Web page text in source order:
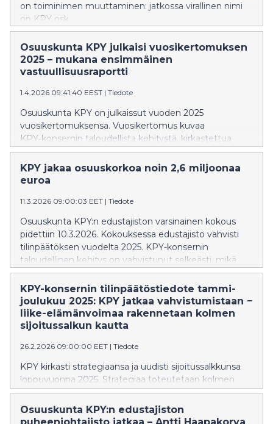
on toiminimen muuttaminen: jatkossa virallinen nimi
on KPY osk.
Osuuskunta KPY julkaisi vuosikertomuksen
2025 – mukana ensimmäinen
vastuullisuusraportti
1.4.2026 09:41:40 EEST | Tiedote
Osuuskunta KPY on julkaissut vuoden 2025
vuosikertomuksensa. Vuosikertomus kuvaa
KPY‑konsernin taloudellista kehitystä, kirkastettua
strategiaa ja sijoitustoiminnan uudistumista. Osana
vuosikertomusta julkaistaan myös ensimmäistä kertaa
vastuullisuusraportti, joka kokoaa konsernin
KPY jakaa osuuskorkoa noin 2,6 miljoonaa
euroa
11.3.2026 09:00:03 EET | Tiedote
Osuuskunta KPY:n edustajiston varsinainen kokous
pidettiin 10.3.2026. Kokouksessa edustajisto vahvisti
tilinpäätöksen vuodelta 2025. KPY-konsernin
taloudellinen kehitys on vahvistunut selkeästi, mikä
näkyy niin tuloksessa kuin konsernin parantuneessa
taloudellisessa asemassa. Ensimmäistä kertaa
tilinpäätöstiedotteessa julkaistu KPY:n omaisuuden
nettovarallisuusarvo (NAV) oli vuonna 2025 yhteensä
246,3 (179,6) miljoonaa euroa, eli 9,65 (8,09) euroa
(2,5) miljoonaa euroa. Konsernin omavaraisuusaste oli
54,4 (46,5) prosenttia. Suluissa esitetyt luvut viittaavat
edellisen vuoden vastaaviin lukuihin. Edustajisto päätti
hallituksen esityksen mukaisesti, että vuoden 2025
osuudelta. Yhteensä osuuskorkoa jaetaan noin 2,6 (2,0)
KPY-konsernin tilinpäätöstiedote tammi-
joulukuu 2025: KPY jatkaa vahvistumistaan −
liike-elämänvoimaa rakennetaan kolmen
sijoitussalkun kautta
26.2.2026 09:00:00 EET | Tiedote
KPY kirkasti strategiaansa ja uudisti sijoitussalkkunsa
loppuvuonna 2025. Strategiaa toteutetaan kolmen
sijoitussalkun – infrastruktuuri, private equity ja
tasesijoitusten – kautta.
Osuuskunta KPY:n edustajiston